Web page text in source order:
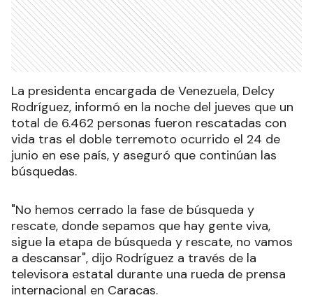
La presidenta encargada de Venezuela, Delcy
Rodríguez, informó en la noche del jueves que un
total de 6.462 personas fueron rescatadas con
vida tras el doble terremoto ocurrido el 24 de
junio en ese país, y aseguró que continúan las
búsquedas.
"No hemos cerrado la fase de búsqueda y
rescate, donde sepamos que hay gente viva,
sigue la etapa de búsqueda y rescate, no vamos
a descansar", dijo Rodríguez a través de la
televisora estatal durante una rueda de prensa
internacional en Caracas.